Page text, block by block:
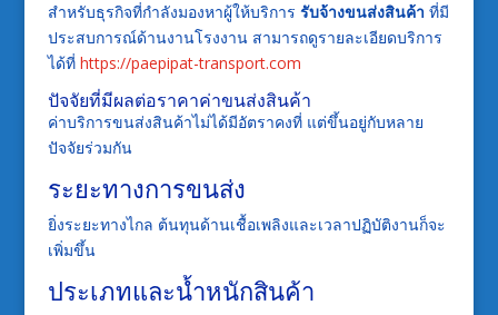
สำหรับธุรกิจที่กำลังมองหาผู้ให้บริการ รับจ้างขนส่งสินค้า ที่มี
ประสบการณ์ด้านงานโรงงาน สามารถดูรายละเอียดบริการ
ได้ที่ https://paepipat-transport.com
ปัจจัยที่มีผลต่อราคาค่าขนส่งสินค้า
ค่าบริการขนส่งสินค้าไม่ได้มีอัตราคงที่ แต่ขึ้นอยู่กับหลาย
ปัจจัยร่วมกัน
ระยะทางการขนส่ง
ยิ่งระยะทางไกล ต้นทุนด้านเชื้อเพลิงและเวลาปฏิบัติงานก็จะ
เพิ่มขึ้น
ประเภทและน้ำหนักสินค้า